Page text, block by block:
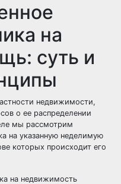
на
суть и
недвижимости,
о ее распределении
мы рассмотрим
на указанную неделимую
которых происходит его
на недвижимость